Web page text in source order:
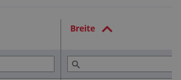
auf Materialien beträgt +15,6 °C
Breite